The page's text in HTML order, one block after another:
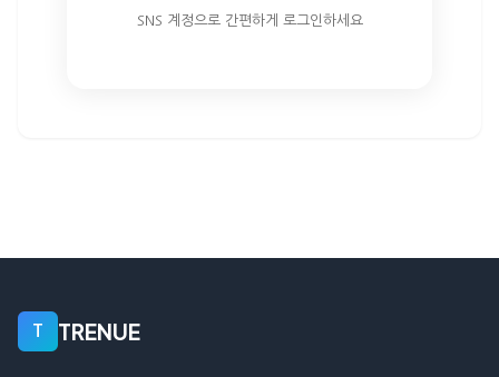
SNS 계정으로 간편하게 로그인하세요
T TRENUE